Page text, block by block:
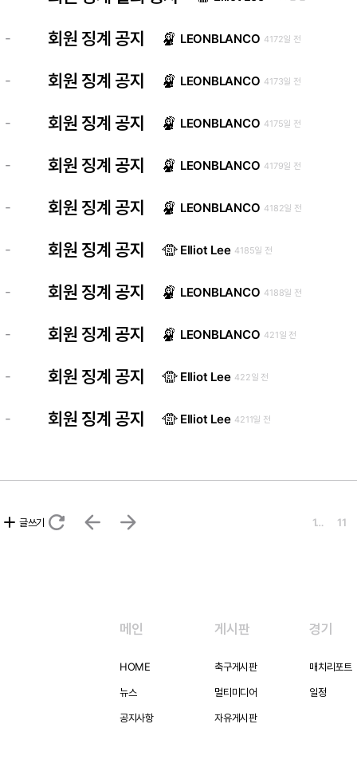
- 회원 징계 공지 LEONBLANCO 4172일 전
- 회원 징계 공지 LEONBLANCO 4173일 전
- 회원 징계 공지 LEONBLANCO 4175일 전
- 회원 징계 공지 LEONBLANCO 4179일 전
- 회원 징계 공지 LEONBLANCO 4182일 전
- 회원 징계 공지 Elliot Lee 4185일 전
- 회원 징계 공지 LEONBLANCO 4188일 전
- 회원 징계 공지 LEONBLANCO 421일 전
- 회원 징계 공지 Elliot Lee 422일 전
- 회원 징계 공지 Elliot Lee 4211일 전
add 글쓰기 refresh arrow_back arrow_forward 1… 11
메인
HOME
뉴스
공지사항
게시판
축구게시판
멀티미디어
자유게시판
경기
매치리포트
일정